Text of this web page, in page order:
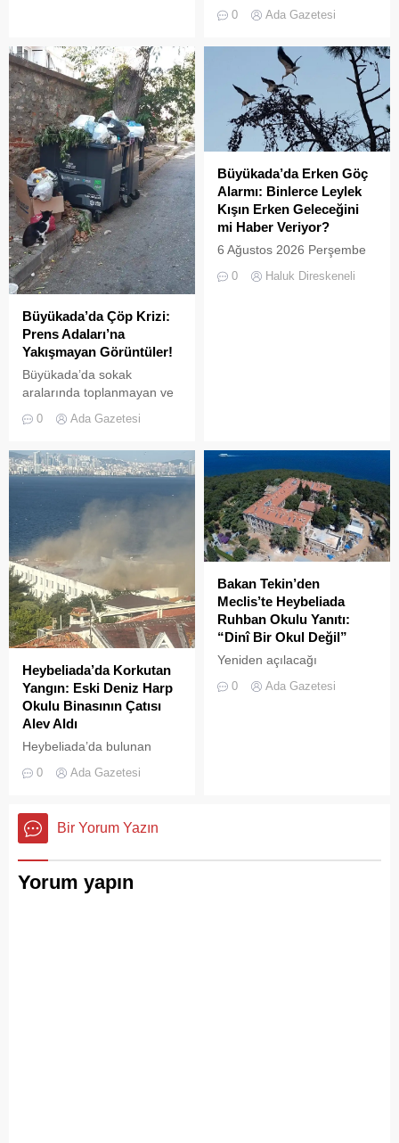
ve Orman Bakanlığı Doğa
Koruma ve Milli Parklar
(DKMP) Genel Müdürlüğü
tarafından Polonezköy
Sülün Üretim İstasyonu’nda
yetiştirilen yüzlerce sülün,
Temmuz 2026’da
Büyükada’nın ormanlık
alanlarında doğal yaşama
bırakıldı. Projenin temel
amacı, hem sülün
popülasyonunu...
Çamlimanı Koyu,
eksikliğinin kurbanı oldu.
Doğal güzelliğiyle bilinen
koyun her köşesinin çöple
dolduğu o anlar, bir
vatandaşın kamerasına
saniye saniye yansıdı.
Yeşille mavinin kucaklaştığı,
İstanbulluların nefes almak
için akın ettiği Heybeliada
Çamlimanı, bugünlerde
eşsiz manzarasıyla değil,
çevre felaketini andıran
kirliliğiyle gündemde. Bir
0 Ada Gazetesi
Büyükada’da Çöp Krizi:
Prens Adaları’na
Yakışmayan Görüntüler!
Büyükada’da sokak
aralarında toplanmayan ve
biriken çöpler vatandaşların
tepkisine neden
aylarında hem yerli hem de
yabancı turistlerin akınına
uğrayan Büyükada’da,
çevre temizliği konusunda
yaşanan aksaklıklar adeta
pes dedirtti. Adanın tarihi ve
doğal güzellikleriyle süslü
sokaklarından yansıyan son
görüntüler, çevre sağlığı
açısından tehlike çanlarının
çaldığını gösteriyor. Çöpler
0 Ada Gazetesi
Büyükada’da Erken Göç
Alarmı: Binlerce Leylek
Kışın Erken Geleceğini
mi Haber Veriyor?
6 Ağustos 2026 Perşembe
14:00 sularında Büyükada
0 Haluk Direskeneli
Heybeliada’da Korkutan
Yangın: Eski Deniz Harp
Okulu Binasının Çatısı
Alev Aldı
Heybeliada’da bulunan
çatısında, tamirat
çıktı. Gökyüzünü kaplayan
yoğun duman paniğe neden
0 Ada Gazetesi
Bakan Tekin’den
Meclis’te Heybeliada
Ruhban Okulu Yanıtı:
“Dinî Bir Okul Değil”
Yeniden açılacağı
kamuoyunda sıkça tartışılan
0 Ada Gazetesi
Bir Yorum Yazın
Yorum yapın